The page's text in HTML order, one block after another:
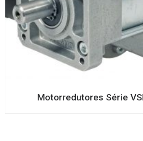
Motorredutores Série